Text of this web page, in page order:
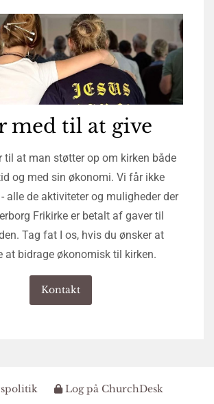
med til at give
til at man støtter op om kirken både
og med sin økonomi. Vi får ikke
alle de aktiviteter og muligheder der
Frikirke er betalt af gaver til
Tag fat I os, hvis du ønsker at
at bidrage økonomisk til kirken.
Kontakt
Log på ChurchDesk